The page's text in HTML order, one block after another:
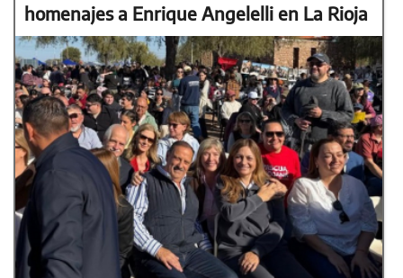
homenajes a Enrique Angelelli en La Rioja